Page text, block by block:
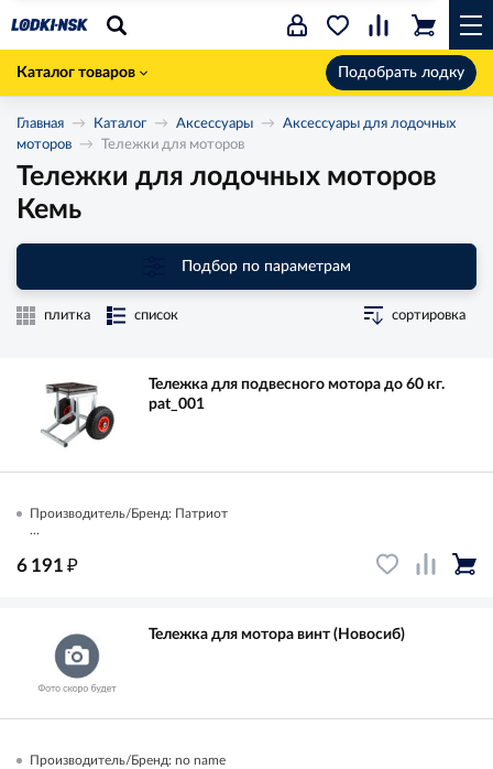
Каталог товаров Подобрать лодку
Главная Каталог Аксессуары
Аксессуары для лодочных
моторов
Тележки для моторов
Тележки для лодочных моторов
Кемь
Подбор по параметрам
плитка список сортировка
Тележка для подвесного мотора до 60 кг.
pat_001
Производитель/Бренд: Патриот
...
6 191₽
Тележка для мотора винт (Новосиб)
Производитель/Бренд: no name